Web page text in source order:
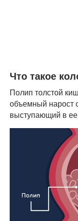
Что такое
Полип толстой
объемный нарост
выступающий в ее